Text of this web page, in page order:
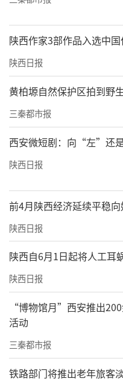
陕西作家3部作品入选中
陕西日报
黄柏塬自然保护区拍到野
三秦都市报
西安微短剧：向“左”还
陕西日报
前4月陕西经济延续平稳
陕西日报
陕西自6月1日起将人工耳
陕西日报
“博物馆月”西安推出
活动
三秦都市报
铁路部门将推出老年旅客